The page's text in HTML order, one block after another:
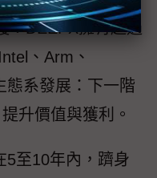
：DEEPX擁有超過
、Arm、
態系發展：下一階
升價值與獲利。
5至10年內，躋身